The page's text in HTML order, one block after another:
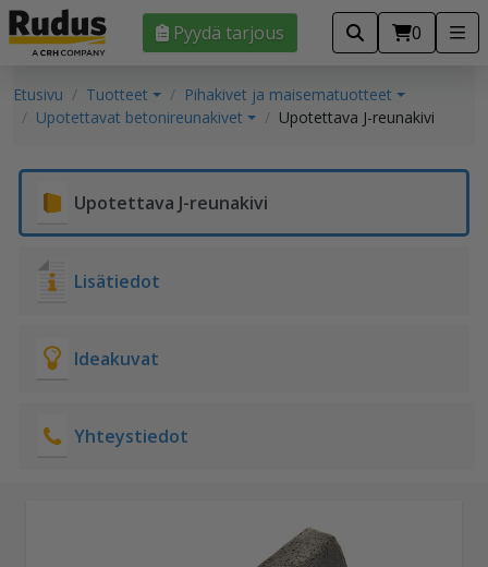
Pyydä tarjous 0
Etusivu Tuotteet
Pihakivet ja maisematuotteet
Upotettavat betonireunakivet
Upotettava J-reunakivi
Upotettava J-reunakivi
Lisätiedot
Ideakuvat
Yhteystiedot